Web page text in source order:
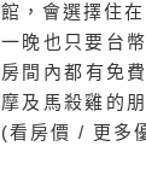
館，會選擇住
一晚也只要台
房間內都有免
摩及馬殺雞的
(看房價 / 更多